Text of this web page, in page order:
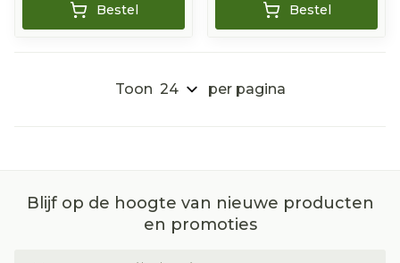
Bestel Bestel
Toon per pagina
Blijf op de hoogte van nieuwe producten
en promoties